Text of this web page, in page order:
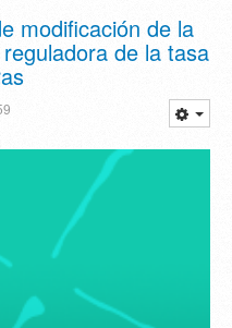
modificación de la
de la tasa